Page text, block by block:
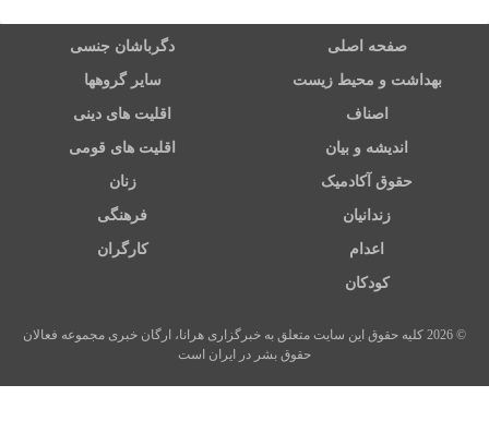
صفحه اصلی دگرباشان جنسی
بهداشت و محیط زیست سایر گروهها
اصناف اقلیت های دینی
اندیشه و بیان اقلیت های قومی
حقوق آکادمیک زنان
زندانیان فرهنگی
اعدام کارگران
کودکان
© 2026 کلیه حقوق این سایت متعلق به خبرگزاری هرانا، ارگان خبری مجموعه فعالان
حقوق بشر در ایران است